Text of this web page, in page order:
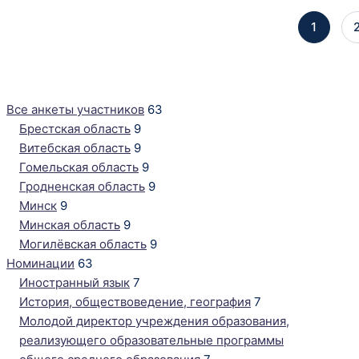
1
Все анкеты участников 63
Брестская область 9
Витебская область 9
Гомельская область 9
Гродненская область 9
Минск 9
Минская область 9
Могилёвская область 9
Номинации 63
Иностранный язык 7
История, обществоведение, география 7
Молодой директор учреждения образования,
реализующего образовательные программы